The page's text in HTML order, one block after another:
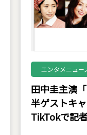
エンタメニュー
田中圭主演
半ゲストキ
TikTokで記